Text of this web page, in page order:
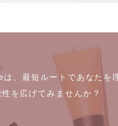
、最短ルートであなたを
を広げてみませんか？